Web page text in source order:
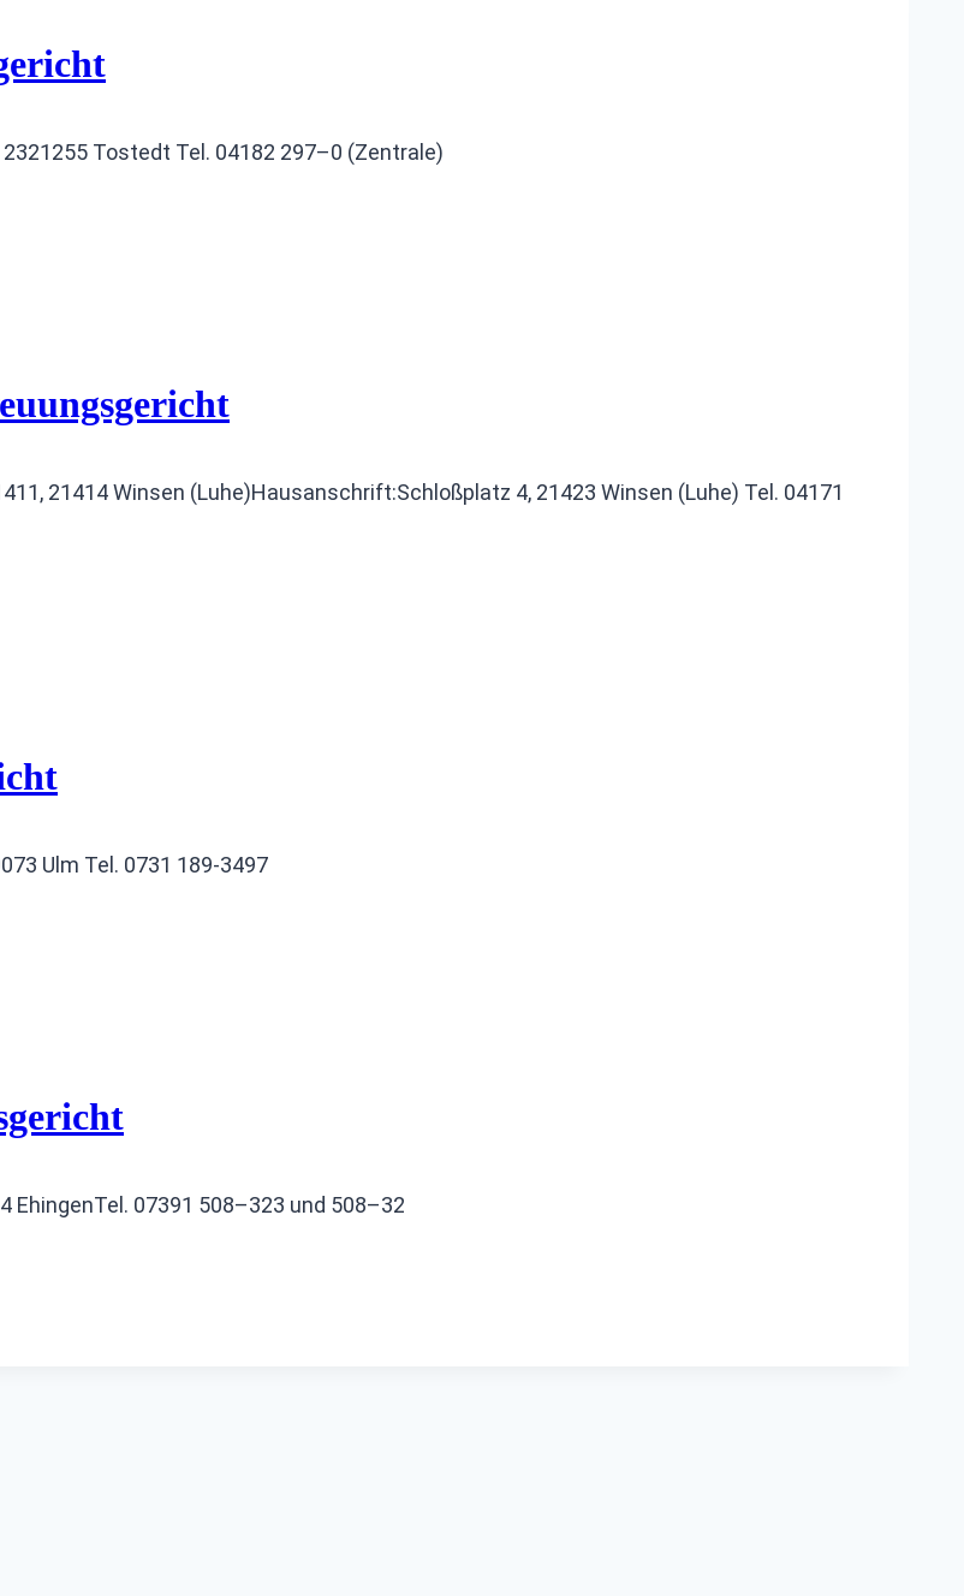
Tostedt Tel. 04182 297–0 (Zentrale)
21414 Winsen (Luhe)Hausanschrift:Schloßplatz 4, 21423 Winsen (Luhe) Tel. 04171
Ulm Tel. 0731 189‑3497
07391 508–323 und 508–32